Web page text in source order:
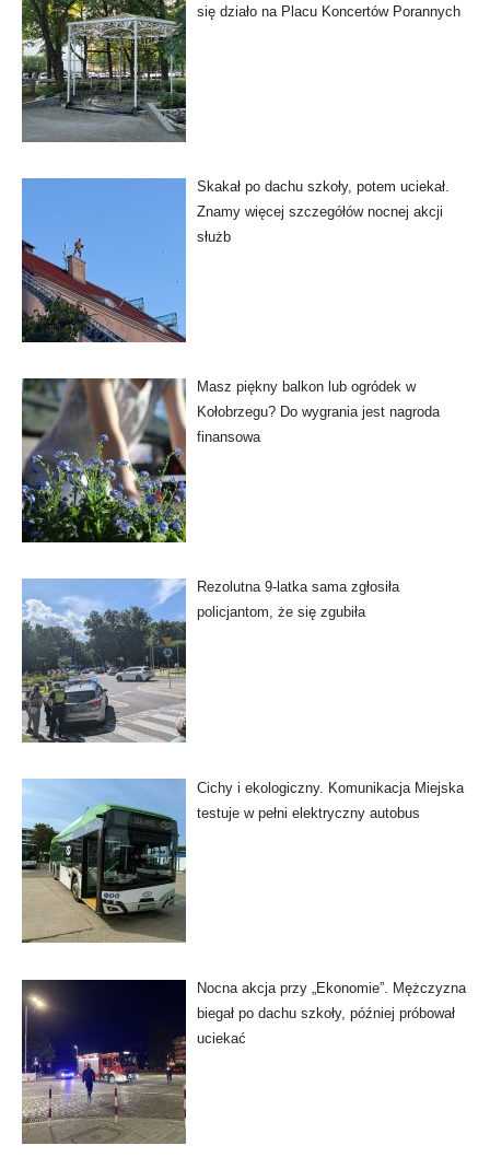
się działo na Placu Koncertów Porannych
Skakał po dachu szkoły, potem uciekał.
Znamy więcej szczegółów nocnej akcji
służb
Masz piękny balkon lub ogródek w
Kołobrzegu? Do wygrania jest nagroda
finansowa
Rezolutna 9-latka sama zgłosiła
policjantom, że się zgubiła
Cichy i ekologiczny. Komunikacja Miejska
testuje w pełni elektryczny autobus
Nocna akcja przy „Ekonomie”. Mężczyzna
biegał po dachu szkoły, później próbował
uciekać